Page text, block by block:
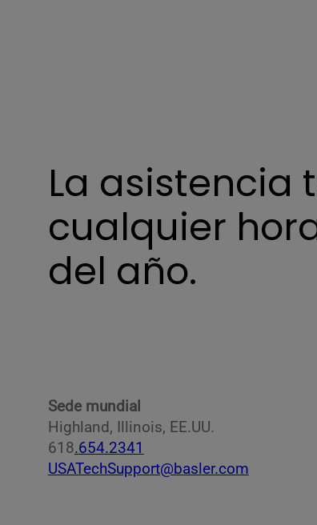
La asistencia
cualquier
del año.
Sede mundial
Highland, Illinois, EE.UU.
618.654.2341
USATechSupport@basler.com